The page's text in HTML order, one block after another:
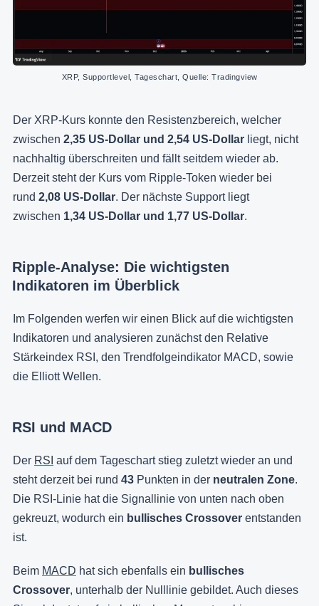
XRP, Supportlevel, Tageschart, Quelle: Tradingview
Der XRP-Kurs konnte den Resistenzbereich, welcher
zwischen 2,35 US-Dollar und 2,54 US-Dollar liegt, nicht
nachhaltig überschreiten und fällt seitdem wieder ab.
Derzeit steht der Kurs vom Ripple-Token wieder bei
rund 2,08 US-Dollar. Der nächste Support liegt
zwischen 1,34 US-Dollar und 1,77 US-Dollar.
Ripple-Analyse: Die wichtigsten
Indikatoren im Überblick
Im Folgenden werfen wir einen Blick auf die wichtigsten
Indikatoren und analysieren zunächst den Relative
Stärkeindex RSI, den Trendfolgeindikator MACD, sowie
die Elliott Wellen.
RSI und MACD
Der RSI auf dem Tageschart stieg zuletzt wieder an und
steht derzeit bei rund 43 Punkten in der neutralen Zone.
Die RSI-Linie hat die Signallinie von unten nach oben
gekreuzt, wodurch ein bullisches Crossover entstanden
ist.
Beim MACD hat sich ebenfalls ein bullisches
Crossover, unterhalb der Nulllinie gebildet. Auch dieses